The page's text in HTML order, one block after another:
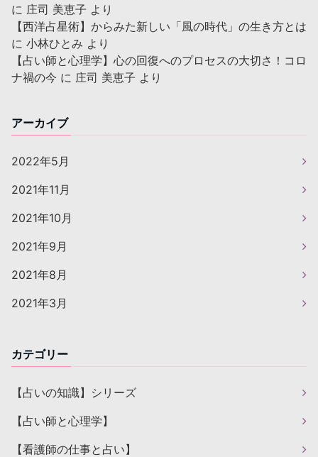
に 庄司 美恵子 より
【西洋占星術】からみた新しい「風の時代」の生き方とは
に 小林ひとみ より
【占い師と心理学】心の回復へのプロセスの大切さ！コロ
ナ禍の今 に 庄司 美恵子 より
アーカイブ
2022年5月
2021年11月
2021年10月
2021年9月
2021年8月
2021年3月
カテゴリー
【占いの知識】シリーズ
【占い師と心理学】
【看護師の仕事と占い】